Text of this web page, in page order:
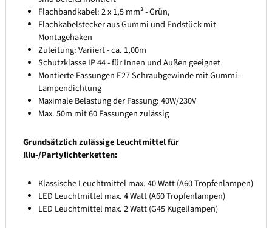
Flachbandkabel: 2 x 1,5 mm² - Grün,
Flachkabelstecker aus Gummi und Endstück mit
Montagehaken
Zuleitung: Variiert - ca. 1,00m
Schutzklasse IP 44 - für Innen und Außen geeignet
Montierte Fassungen E27 Schraubgewinde mit Gummi-
Lampendichtung
Maximale Belastung der Fassung: 40W/230V
Max. 50m mit 60 Fassungen zulässig
Grundsätzlich zulässige Leuchtmittel für
Illu-/Partylichterketten:
Klassische Leuchtmittel max. 40 Watt (A60 Tropfenlampen)
LED Leuchtmittel max. 4 Watt (A60 Tropfenlampen)
LED Leuchtmittel max. 2 Watt (G45 Kugellampen)